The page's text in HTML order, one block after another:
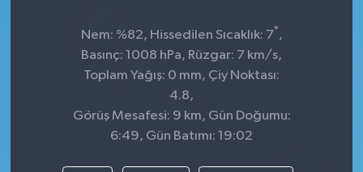
Nem: %82, Hissedilen Sıcaklık: 7° ,
Basınç: 1008 hPa, Rüzgar: 7 km/s,
Toplam Yağış: 0 mm, Çiy Noktası:
4.8,
Görüş Mesafesi: 9 km, Gün Doğumu:
6:49, Gün Batımı: 19:02